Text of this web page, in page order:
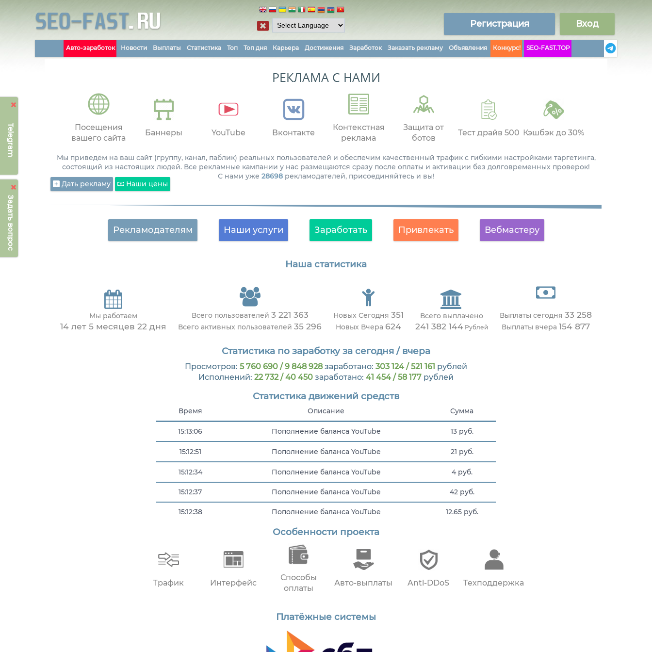
Telegram
Задать вопрос
Регистрация Вход
Авто-заработок Новости Выплаты Статистика Топ Топ дня Карьера Достижения Заработок Заказать рекламу Объявления Конкурс! SEO-FAST.TOP
РЕКЛАМА С НАМИ
Посещения
вашего сайта
Баннеры YouTube Вконтакте
Контекстная
реклама
Защита от
ботов
Тест драйв 500 Кэшбэк до 30%
Мы приведём на ваш сайт (группу, канал, паблик) реальных пользователей и обеспечим качественный трафик с гибкими настройками таргетинга,
состоящий из настоящих людей. Все рекламные кампании у нас размещаются сразу после оплаты и активации без долговременных проверок!
С нами уже 28698рекламодателей, присоединяйтесь и вы!
Дать рекламу
Наши цены
Рекламодателям Наши услуги Заработать Привлекать Вебмастеру
Наша статистика
Мы работаем
14 лет 5 месяцев 22 дня
Всего пользователей 3 221 363
Всего активных пользователей 35 296
Новых Сегодня 351
Новых Вчера 624
Всего выплачено
241 382 144 Рублей
Выплаты сегодня 33 258
Выплаты вчера 154 877
Статистика по заработку за сегодня / вчера
Просмотров: 5 760 690 / 9 848 928заработано: 303 124 / 521 161 рублей
Исполнений: 22 732 / 40 450 заработано: 41 454 / 58 177 рублей
Статистика движений средств
Время Описание Сумма
15:13:06 Пополнение баланса YouTube 13 руб.
15:12:51 Пополнение баланса YouTube 21 руб.
15:12:34 Пополнение баланса YouTube 4 руб.
15:12:37 Пополнение баланса YouTube 42 руб.
15:12:38 Пополнение баланса YouTube 12.65 руб.
Пополнение баланса YouTube
Пополнение баланса YouTube
Особенности проекта
Трафик Интерфейс
Способы
оплаты
Авто-выплаты Anti-DDoS Техподдержка
Платёжные системы